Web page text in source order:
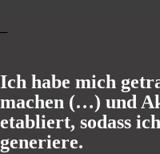
–
Ich habe mich
machen (…) und
etabliert, sodass
generiere.